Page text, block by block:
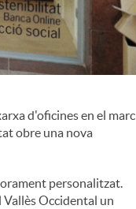
d'oficines en el marc
obre una nova
personalitzat.
Vallès Occidental un